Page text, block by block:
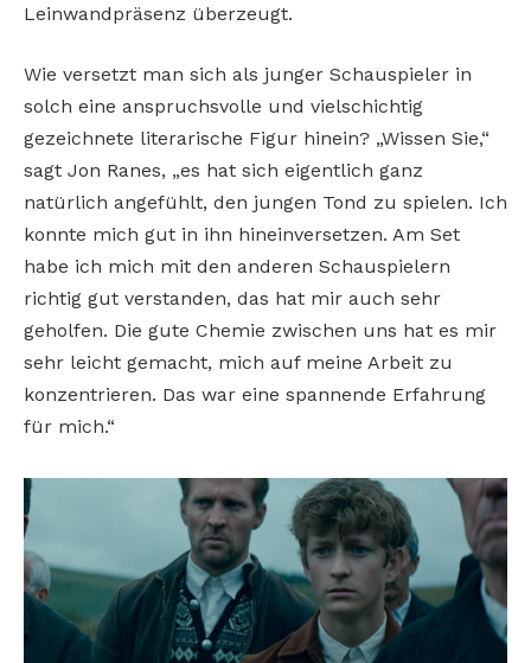
Leinwandpräsenz überzeugt.
Wie versetzt man sich als junger Schauspieler in
solch eine anspruchsvolle und vielschichtig
gezeichnete literarische Figur hinein? „Wissen Sie,“
sagt Jon Ranes, „es hat sich eigentlich ganz
natürlich angefühlt, den jungen Tond zu spielen. Ich
konnte mich gut in ihn hineinversetzen. Am Set
habe ich mich mit den anderen Schauspielern
richtig gut verstanden, das hat mir auch sehr
geholfen. Die gute Chemie zwischen uns hat es mir
sehr leicht gemacht, mich auf meine Arbeit zu
konzentrieren. Das war eine spannende Erfahrung
für mich.“